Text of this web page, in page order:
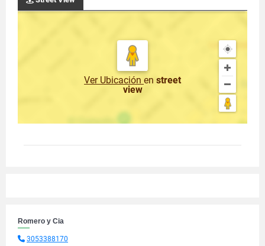
Ver Ubicación en street
view
Romero y Cia
3053388170